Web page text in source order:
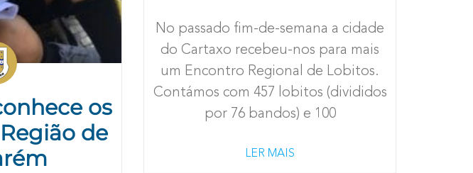
os
de
No passado fim-de-semana a cidade
do Cartaxo recebeu-nos para mais
um Encontro Regional de Lobitos.
Contámos com 457 lobitos (divididos
por 76 bandos) e 100
LER MAIS